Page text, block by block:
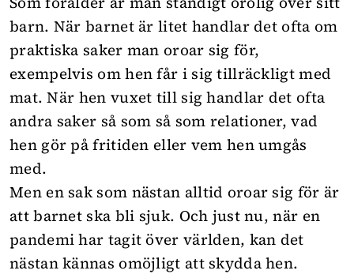
barn. När barnet är litet handlar det ofta om
praktiska saker man oroar sig för,
exempelvis om hen får i sig tillräckligt med
mat. När hen vuxet till sig handlar det ofta
andra saker så som så som relationer, vad
hen gör på fritiden eller vem hen umgås
med.
Men en sak som nästan alltid oroar sig för är
att barnet ska bli sjuk. Och just nu, när en
pandemihar tagit över världen, kan det
nästan kännas omöjligt att skydda hen.